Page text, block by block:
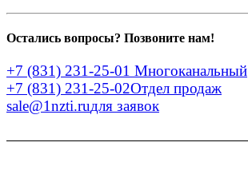
Остались вопросы? Позвоните нам!
+7 (831) 231-25-01 Многоканальный
+7 (831) 231-25-02Отдел продаж
sale@1nzti.ruдля заявок